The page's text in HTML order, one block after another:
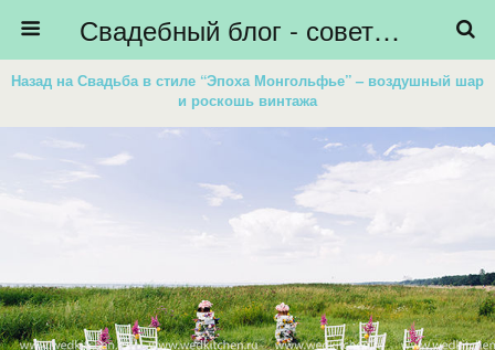
Свадебный блог - советы невестам, подготовка к свадьбе - HiBride
Назад на Свадьба в стиле “Эпоха Монгольфье” – воздушный шар
и роскошь винтажа